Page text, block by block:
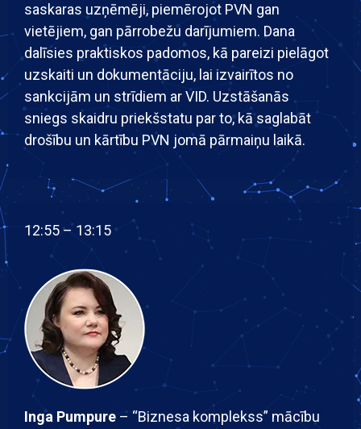
saskaras uzņēmēji, piemērojot PVN gan
vietējiem, gan pārrobežu darījumiem. Dana
dalīsies praktiskos padomos, kā pareizi pielāgot
uzskaiti un dokumentāciju, lai izvairītos no
sankcijām un strīdiem ar VID. Uzstāšanās
sniegs skaidru priekšstatu par to, kā saglabāt
drošību un kārtību PVN jomā pārmaiņu laikā.
12:55 – 13:15
Inga Pumpure​ – “Biznesa komplekss” mācību